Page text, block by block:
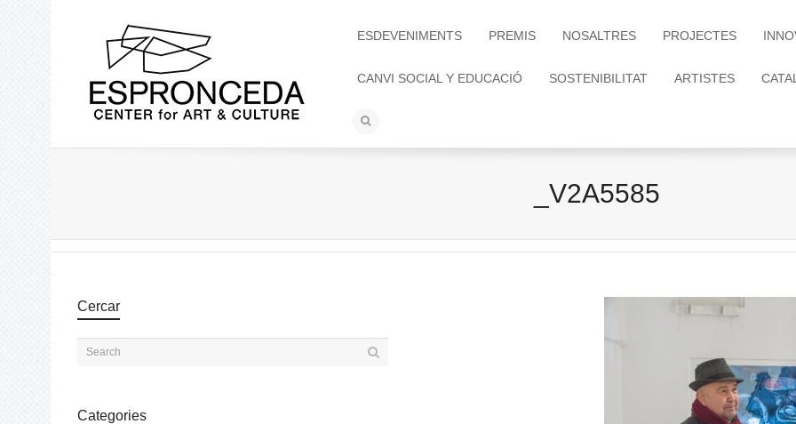
ESDEVENIMENTS PREMIS NOSALTRES PROJECTES
CANVI SOCIAL Y EDUCACIÓ SOSTENIBILITAT ARTISTES
_V2A5585
Cercar
Categories